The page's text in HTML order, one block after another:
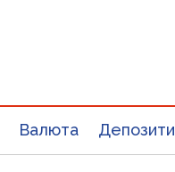
Валюта Депозити